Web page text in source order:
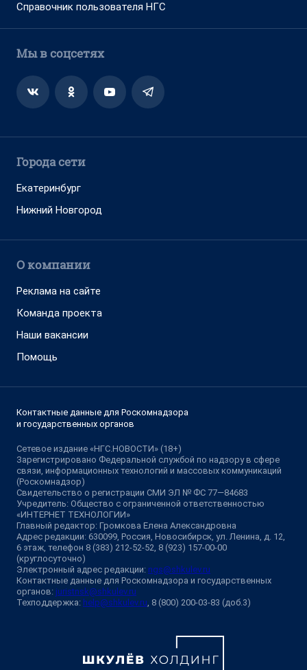
Справочник пользователя НГС
Мы в соцсетях
Города сети
Екатеринбург
Нижний Новгород
О компании
Реклама на сайте
Команда проекта
Наши вакансии
Помощь
Контактные данные для Роскомнадзора
и государственных органов
Сетевое издание «НГС.НОВОСТИ» (18+)
Зарегистрировано Федеральной службой по надзору в сфере
связи, информационных технологий и массовых коммуникаций
(Роскомнадзор)
Свидетельство о регистрации СМИ ЭЛ № ФС 77—84683
Учредитель: Общество с ограниченной ответственностью
«ИНТЕРНЕТ ТЕХНОЛОГИИ»
Главный редактор: Громкова Елена Александровна
Адрес редакции: 630099, Россия, Новосибирск, ул. Ленина, д. 12,
6 этаж, телефон 8 (383) 212-52-52, 8 (923) 157-00-00
(круглосуточно)
Электронный адрес редакции: ngs@shkulev.ru
Контактные данные для Роскомнадзора и государственных
органов: juristnsk@shkulev.ru
Техподдержка: help@shkulev.ru, 8 (800) 200-03-83 (доб.3)